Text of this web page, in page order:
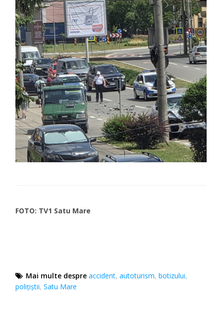
FOTO: TV1 Satu Mare
Mai multe despre accident,autoturism,botizului,
poliţiştii,Satu Mare